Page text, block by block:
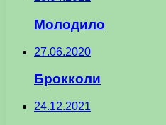
Молодило
27.06.2020
Брокколи
24.12.2021